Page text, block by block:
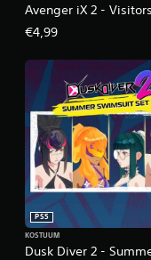
Avenger iX 2 -
Other World
€4,99
Dusk Diver 2 -
PS5
KOSTUUM